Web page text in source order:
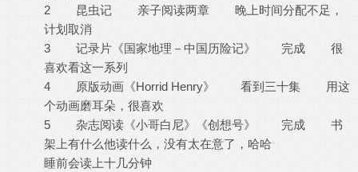
2 昆虫记 亲子阅读两章 晚上时间分配不足，
计划取消
3 记录片《国家地理－中国历险记》 完成 很
喜欢看这一系列
4 原版动画《Horrid Henry》 看到三十集 用这
个动画磨耳朵，很喜欢
5 杂志阅读《小哥白尼》《创想号》 完成 书
架上有什么他读什么，没有太在意了，哈哈
睡前会读上十几分钟